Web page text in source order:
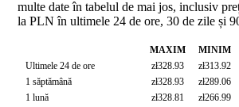
multe date în tabelul de mai jos, inclusiv
la PLN în ultimele 24 de ore, 30 de zile și
MAXIM MINIM
Ultimele 24 de ore
zł328.93 zł313.92
1 săptămână
zł328.93 zł289.06
1 lună
zł328.81 zł266.99